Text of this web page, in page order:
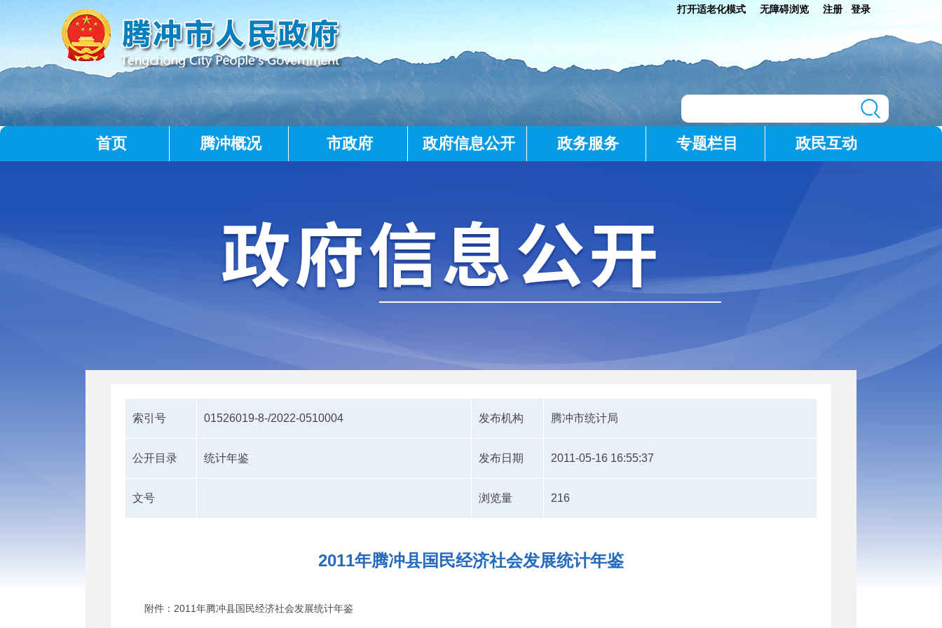
打开适老化模式 无障碍浏览 注册 登录
首页 腾冲概况 市政府 政府信息公开 政务服务 专题栏目 政民互动
索引号 01526019-8-/2022-0510004 发布机构 腾冲市统计局
公开目录 统计年鉴 发布日期 2011-05-16 16:55:37
文号 浏览量 216
2011年腾冲县国民经济社会发展统计年鉴
附件：2011年腾冲县国民经济社会发展统计年鉴